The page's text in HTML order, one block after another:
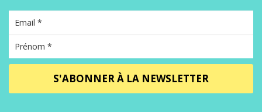
S'ABONNER À LA NEWSLETTER